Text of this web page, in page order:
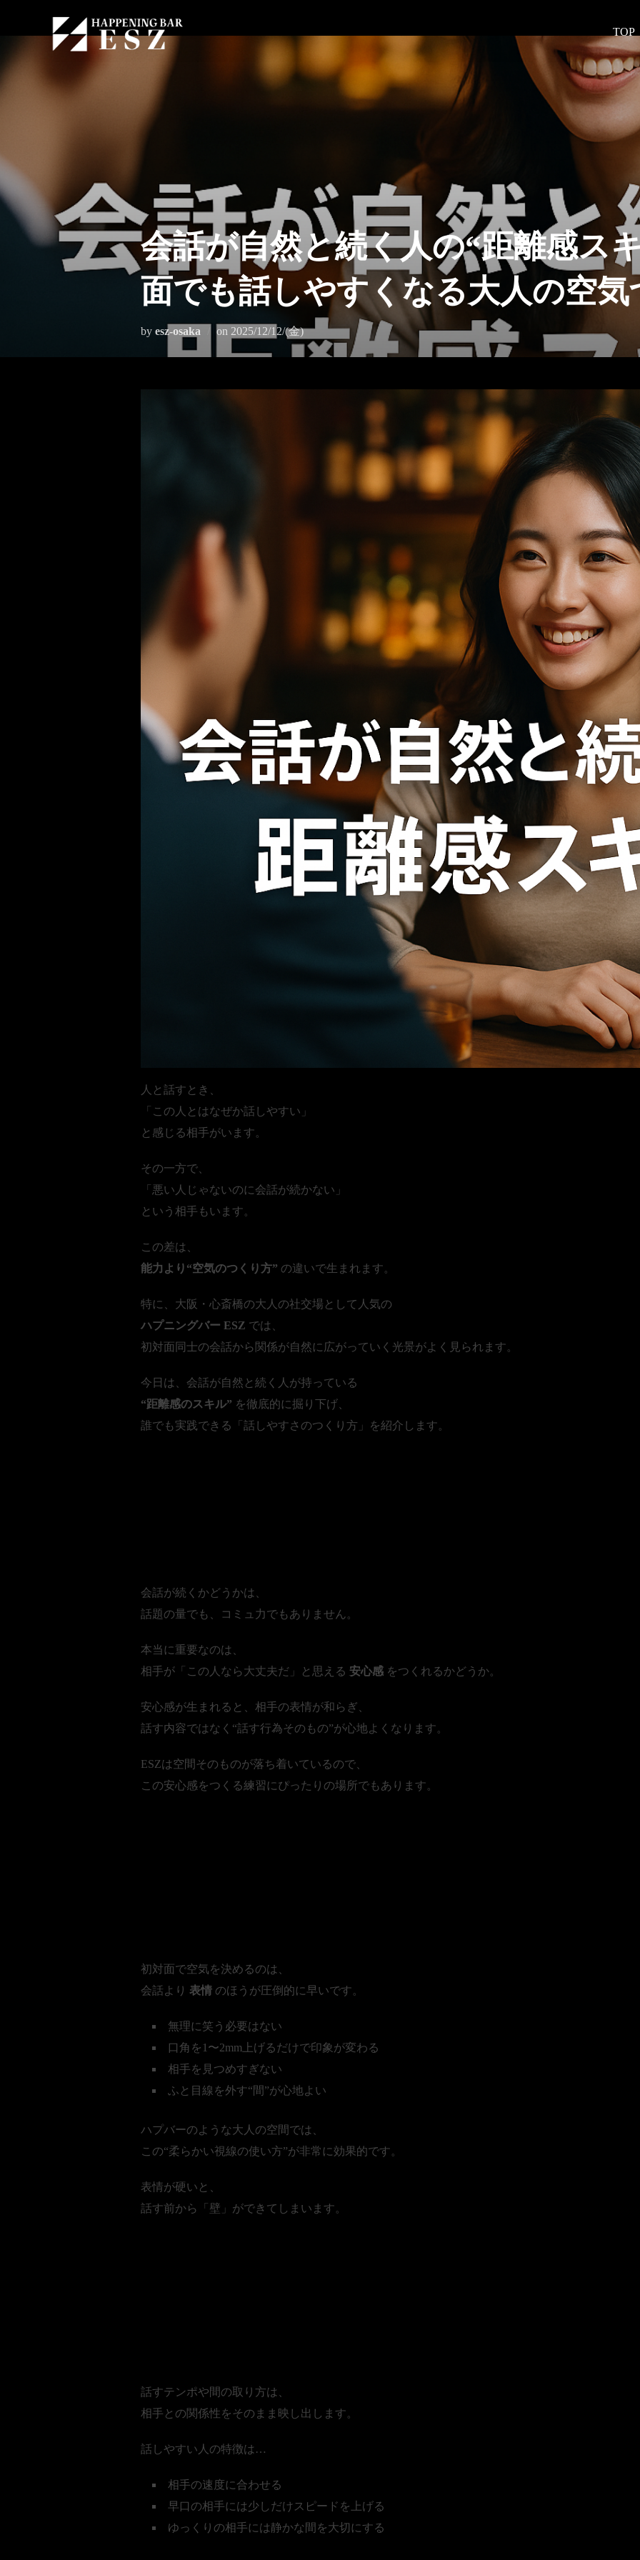
TOP
会話が自然と続く人の“距離感ス
面でも話しやすくなる大人の空
by esz-osaka on 2025/12/12/(金)
人と話すとき、
「この人とはなぜか話しやすい」
と感じる相手がいます。
その一方で、
「悪い人じゃないのに会話が続かない」
という相手もいます。
この差は、
能力より“空気のつくり方” の違いで生まれます。
特に、大阪・心斎橋の大人の社交場として人気の
ハプニングバー ESZ では、
初対面同士の会話から関係が自然に広がっていく光景がよく見られます。
今日は、会話が自然と続く人が持っている
“距離感のスキル” を徹底的に掘り下げ、
誰でも実践できる「話しやすさのつくり方」を紹介します。
会話が続くかどうかは、
話題の量でも、コミュ力でもありません。
本当に重要なのは、
相手が「この人なら大丈夫だ」と思える 安心感 をつくれるかどうか。
安心感が生まれると、相手の表情が和らぎ、
話す内容ではなく“話す行為そのもの”が心地よくなります。
ESZは空間そのものが落ち着いているので、
この安心感をつくる練習にぴったりの場所でもあります。
初対面で空気を決めるのは、
会話より 表情 のほうが圧倒的に早いです。
無理に笑う必要はない
口角を1〜2mm上げるだけで印象が変わる
相手を見つめすぎない
ふと目線を外す“間”が心地よい
ハプバーのような大人の空間では、
この“柔らかい視線の使い方”が非常に効果的です。
表情が硬いと、
話す前から「壁」ができてしまいます。
話すテンポや間の取り方は、
相手との関係性をそのまま映し出します。
話しやすい人の特徴は…
相手の速度に合わせる
早口の相手には少しだけスピードを上げる
ゆっくりの相手には静かな間を大切にする